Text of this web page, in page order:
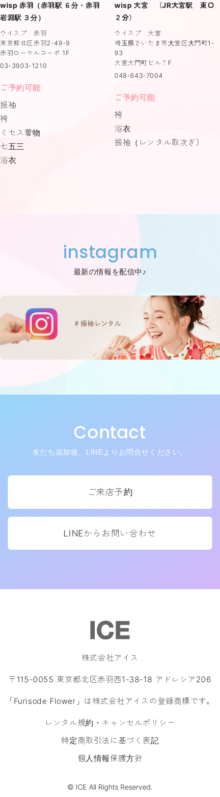
wisp 赤羽（赤羽駅 ６分・赤羽
岩淵駅 ３分）
ウイスプ 赤羽
東京都北区赤羽2-49-9
赤羽ローヤルコーポ 1F
03-3903-1210
ご予約可能
振袖
袴
ミセス着物
七五三
浴衣
wisp 大宮 （JR大宮駅 東口
２分）
ウイスプ 大宮
埼玉県さいたま市大宮区大門町1-
93
大宮大門町ビル７F
048-643-7004
ご予約可能
袴
浴衣
振袖（レンタル取次ぎ）
instagram
最新の情報を配信中♪
Contact
友だち追加後、LINEよりお問合せください。
ご来店予約
LINEからお問い合わせ
株式会社アイス
〒115-0055 東京都北区赤羽西1-38-18 アドレシア206
「Furisode Flower」は株式会社アイスの登録商標です。
レンタル規約・キャンセルポリシー
特定商取引法に基づく表記
個人情報保護方針
© ICE All Rights Reserved.